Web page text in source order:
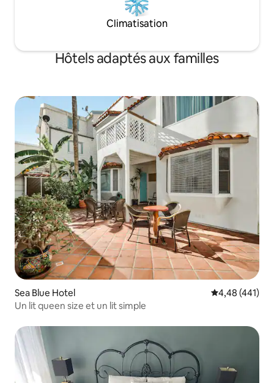
Climatisation
Hôtels adaptés aux familles
Sea Blue Hotel Évaluation
4,48 (441)
Un lit queen size et un lit simple